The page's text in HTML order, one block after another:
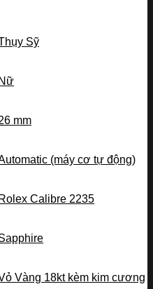
Sỹ
Nữ
mm
(máy cơ tự động)
Rolex Calibre 2235
Vàng 18kt kèm kim cương